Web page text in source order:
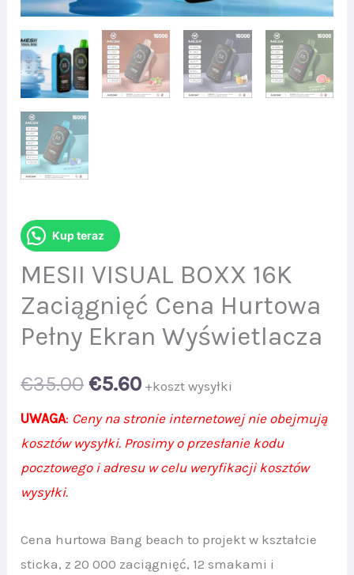
Kup teraz
MESII VISUAL BOXX 16K
Zaciągnięć Cena Hurtowa
Pełny Ekran Wyświetlacza
€35.00 Original
price
was:
€5.60Current
price
+koszt wysyłki
UWAGA: Ceny na stronie internetowej nie obejmują
kosztów wysyłki. Prosimy o przesłanie kodu
pocztowego i adresu w celu weryfikacji kosztów
wysyłki.
Cena hurtowa Bang beach to projekt w kształcie
sticka, z 20 000 zaciągnięć, 12 smakami i